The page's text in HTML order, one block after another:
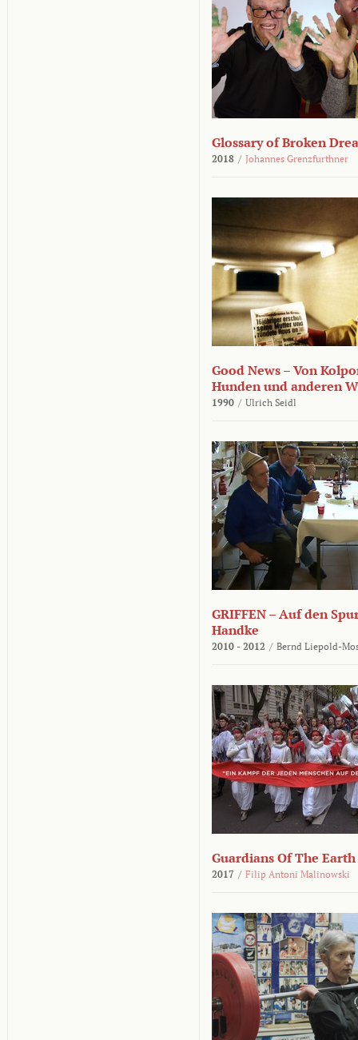
Glossary of Broken
2018 / Johannes Grenzfurthner
Good News – Von
Hunden und anderen
1990 / Ulrich Seidl
GRIFFEN – Auf den
Handke
2010 - 2012 / Bernd Liepold-
Guardians Of The Earth
2017 / Filip Antoni Malinowski